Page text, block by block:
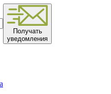
Получать
уведомления